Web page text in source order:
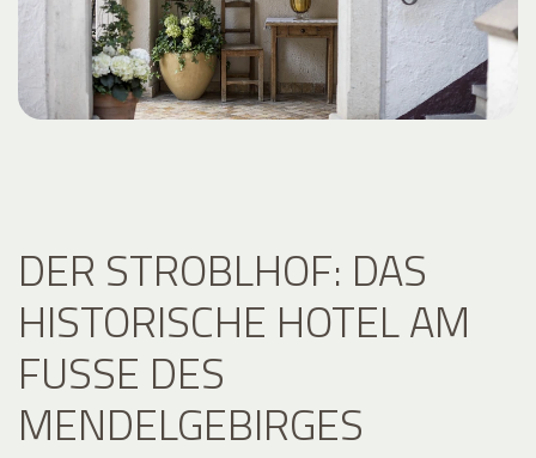
DER STROBLHOF: DAS
HISTORISCHE HOTEL AM
FUSSE DES M
ENDELGEBIRGES